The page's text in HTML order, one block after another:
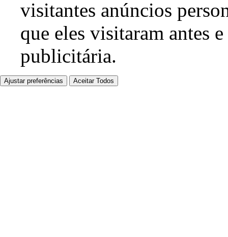
visitantes anúncios
que eles visitaram antes
publicitária.
Ajustar preferências Aceitar Todos